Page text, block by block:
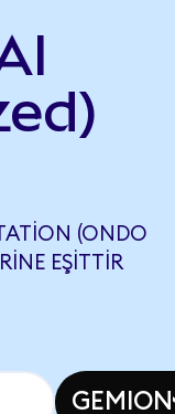
(ONDO
EŞITTIR
GEMION